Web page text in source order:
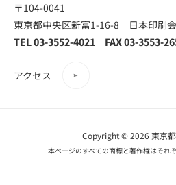
〒104-0041
東京都中央区新富1-16-8 日本印刷
TEL 03-3552-4021 FAX 03-3553-
アクセス
Copyright © 2026 東京
本ページのすべての商標と著作権はそれ